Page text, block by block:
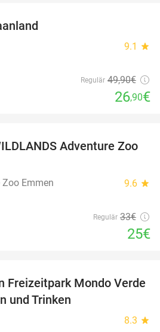
9.1 star
Regulär 49,90€
26,90€
24%
Adventure Zoo
Zoo Emmen 9.6 star
Regulär 33€
25€
25%
Freizeitpark Mondo Verde
und Trinken
8.3 star